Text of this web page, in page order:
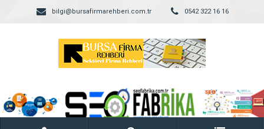
bilgi@bursafirmarehberi.com.tr 0542 322 16 16